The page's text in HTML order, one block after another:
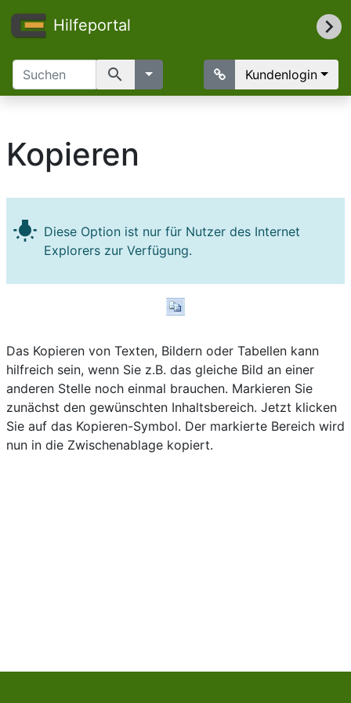
Hilfeportal
search Kundenlogin
Kopieren
wb_incandescent Diese Option ist nur für Nutzer des Internet
Explorers zur Verfügung.
Das Kopieren von Texten, Bildern oder Tabellen kann
hilfreich sein, wenn Sie z.B. das gleiche Bild an einer
anderen Stelle noch einmal brauchen. Markieren Sie
zunächst den gewünschten Inhaltsbereich. Jetzt klicken
Sie auf das Kopieren-Symbol. Der markierte Bereich wird
nun in die Zwischenablage kopiert.